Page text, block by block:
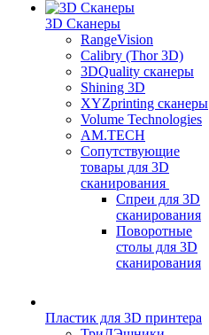
3D Сканеры
RangeVision
Calibry (Thor 3D)
3DQuality сканеры
Shining 3D
XYZprinting сканеры
Volume Technologies
AM.TECH
Сопутствующие
товары для 3D
сканирования
Спреи для 3D
сканирования
Поворотные
столы для 3D
сканирования
Пластик для 3D принтера